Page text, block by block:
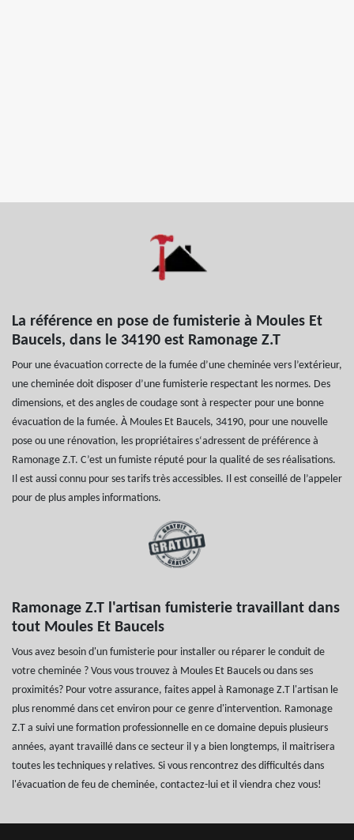
La référence en pose de fumisterie à Moules Et
Baucels, dans le 34190 est Ramonage Z.T
Pour une évacuation correcte de la fumée d’une cheminée vers l’extérieur,
une cheminée doit disposer d’une fumisterie respectant les normes. Des
dimensions, et des angles de coudage sont à respecter pour une bonne
évacuation de la fumée. À Moules Et Baucels, 34190, pour une nouvelle
pose ou une rénovation, les propriétaires s‘adressent de préférence à
Ramonage Z.T. C’est un fumiste réputé pour la qualité de ses réalisations.
Il est aussi connu pour ses tarifs très accessibles. Il est conseillé de l’appeler
pour de plus amples informations.
Ramonage Z.T l'artisan fumisterie travaillant dans
tout Moules Et Baucels
Vous avez besoin d'un fumisterie pour installer ou réparer le conduit de
votre cheminée ? Vous vous trouvez à Moules Et Baucels ou dans ses
proximités? Pour votre assurance, faites appel à Ramonage Z.T l'artisan le
plus renommé dans cet environ pour ce genre d'intervention. Ramonage
Z.T a suivi une formation professionnelle en ce domaine depuis plusieurs
années, ayant travaillé dans ce secteur il y a bien longtemps, il maitrisera
toutes les techniques y relatives. Si vous rencontrez des difficultés dans
l'évacuation de feu de cheminée, contactez-lui et il viendra chez vous!